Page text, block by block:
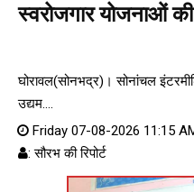
स्वरोजगार योजनाओं
घोरावल(सोनभद्र)। सोनांचल
उद्यम....
Friday 07-08-2026 11:15
: सौरभ की रिपोर्ट